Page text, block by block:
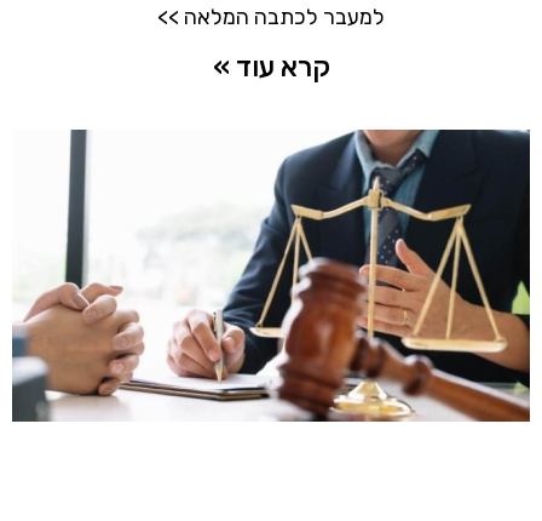
למעבר לכתבה המלאה >>
קרא עוד »